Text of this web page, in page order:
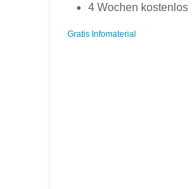
4 Wochen kostenlos
Gratis Infomaterial